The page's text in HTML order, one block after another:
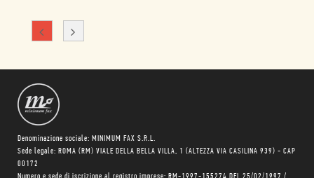
Denominazione sociale: MINIMUM FAX S.R.L.
Sede legale: ROMA (RM) VIALE DELLA BELLA VILLA, 1 (ALTEZZA VIA CASILINA 939) - CAP
00172